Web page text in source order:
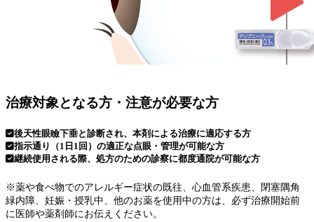
治療対象となる方・注意が必要な方
後天性眼瞼下垂と診断され、本剤による治療に適応する方
指示通り（1日1回）の適正な点眼・管理が可能な方
継続使用される際、処方のための診察に都度通院が可能な方
※薬や食べ物でのアレルギー症状の既往、心血管系疾患、閉塞隅角
緑内障、妊娠・授乳中、他のお薬を使用中の方は、必ず治療開始前
に医師や薬剤師にお伝えください。